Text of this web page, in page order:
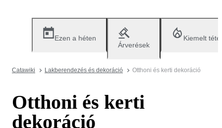
Ezen a héten
Árverések
Kiemelt
Catawiki Lakberendezés és dekoráció Otthoni és kerti dekoráció
Otthoni és kerti
dekoráció